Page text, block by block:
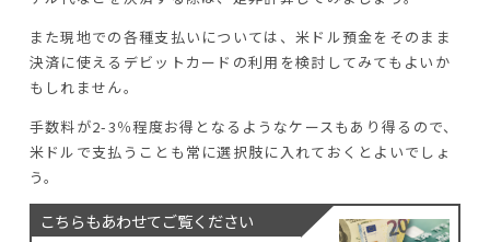
また現地での各種支払いについては、米ドル預金をそのまま
決済に使えるデビットカードの利用を検討してみてもよいか
もしれません。
手数料が2-3％程度お得となるようなケースもあり得るので、
米ドルで支払うことも常に選択肢に入れておくとよいでしょ
う。
こちらもあわせてご覧ください